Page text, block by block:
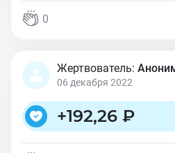
0
Жертвователь:
06 декабря 2022
+192,26 ₽